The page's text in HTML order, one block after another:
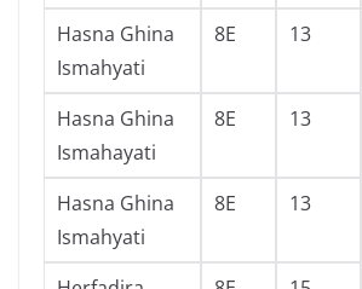
Hasna Ghina
Ismahyati
8E 13
Hasna Ghina
Ismahayati
8E 13
Hasna Ghina
Ismahyati
8E 13